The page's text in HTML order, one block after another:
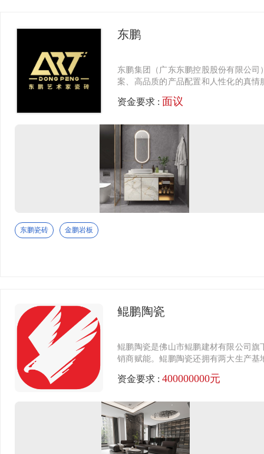
东鹏
东鹏集团（广东东鹏控股股份有限公
案、高品质的产品配置和人性化的真
专利 1000 多项，在玻化砖、釉面砖、
瓷赢得世界尊敬。 凭借其强大的产品
东鹏将不断创新超越，为更多用户提
资金要求 : 面议
东鹏瓷砖 金鹏岩板
鲲鹏陶瓷
鲲鹏陶瓷是佛山市鲲鹏建材有限公司
销商赋能。鲲鹏陶瓷还拥有两大生产
资金要求 : 400000000元